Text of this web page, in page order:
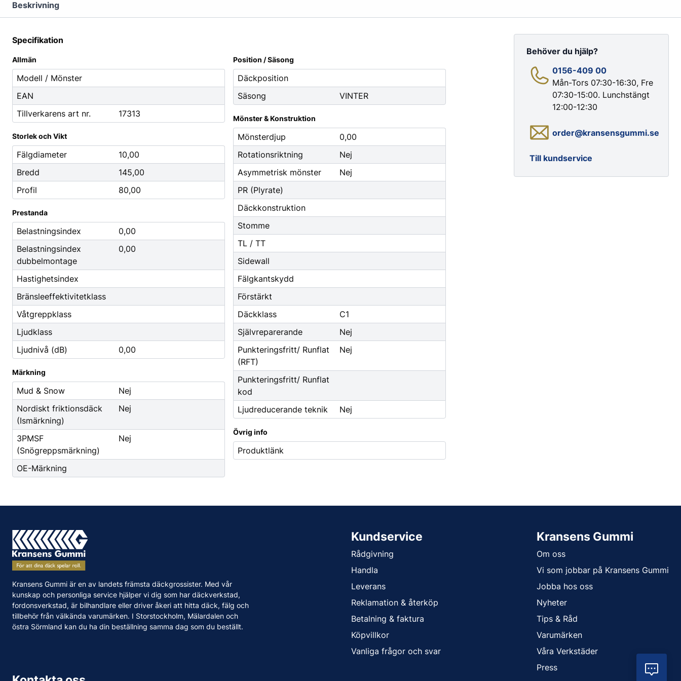
Nipplar
Stålborstar
Smörjfett
Städ, Hygien & Kontor
Avfallshantering
Papper
Pennor
Däcketiketter
Tejp
Fordonsbatterier
Småbatterier
Startbooster
Fordonstillbehör
Vinter
Fritid
Fordonsbelysning
Torkarblad
Färg & Rostskydd
Godis & Dryck
Beskrivning
Specifikation
Allmän
Modell / Mönster
EAN
Tillverkarens art nr.
17313
Storlek och Vikt
Fälgdiameter
10,00
Bredd
145,00
Profil
80,00
Prestanda
Belastningsindex
0,00
Belastningsindex
dubbelmontage
0,00
Hastighetsindex
Bränsleeffektivitetklass
Våtgreppklass
Ljudklass
Ljudnivå (dB)
0,00
Märkning
Mud & Snow
Nej
Nordiskt friktionsdäck
(Ismärkning)
Nej
3PMSF
(Snögreppsmärkning)
Nej
OE-Märkning
Position / Säsong
Däckposition
Säsong
VINTER
Mönster & Konstruktion
Mönsterdjup
0,00
Rotationsriktning
Nej
Asymmetrisk mönster
Nej
PR (Plyrate)
Däckkonstruktion
Stomme
TL / TT
Sidewall
Fälgkantskydd
Förstärkt
Däckklass
C1
Självreparerande
Nej
Punkteringsfritt/ Runflat
(RFT)
Nej
Punkteringsfritt/ Runflat
kod
Ljudreducerande teknik
Nej
Övrig info
Produktlänk
Behöver du hjälp?
0156-409 00
Mån-Tors 07:30-16:30, Fre
07:30-15:00. Lunchstängt
12:00-12:30
order@kransensgummi.se
Till kundservice
Kransens Gummi är en av landets främsta däckgrossister. Med vår
kunskap och personliga service hjälper vi dig som har däckverkstad,
fordonsverkstad, är bilhandlare eller driver åkeri att hitta däck, fälg och
tillbehör från välkända varumärken. I Storstockholm, Mälardalen och
östra Sörmland kan du ha din beställning samma dag som du beställt.
Kundservice
Rådgivning
Handla
Leverans
Reklamation & återköp
Betalning & faktura
Köpvillkor
Vanliga frågor och svar
Kransens Gummi
Om oss
Vi som jobbar på Kransens Gummi
Jobba hos oss
Nyheter
Tips & Råd
Varumärken
Våra Verkstäder
Press